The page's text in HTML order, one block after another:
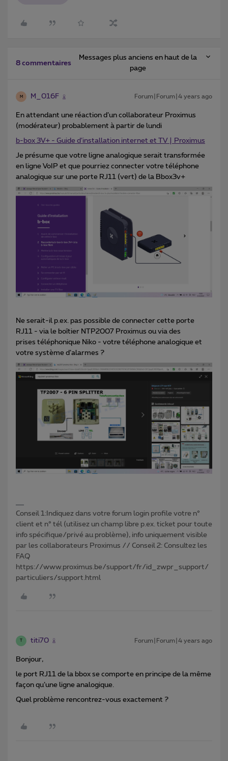
8 commentaires
Messages plus anciens en haut de la
page
M M_016F Forum|Forum|4 years ago
En attendant une réaction d’un collaborateur Proximus
(modérateur) probablement à partir de lundi
b-box 3V+ - Guide d’installation internet et TV | Proximus
Je présume que votre ligne analogique serait transformée
en ligne VoIP et que pourriez connecter votre téléphone
analogique sur une porte RJ11 (vert) de la Bbox3v+
Ne serait-il p.ex. pas possible de connecter cette porte
RJ11 - via le boîtier NTP2007 Proximus ou via des
prises téléphonique Niko - votre téléphone analogique et
votre système d’alarmes ?
Conseil 1:Indiquez dans votre forum login profile votre n°
client et n° tél (utilisez un champ libre p.ex. ticket pour toute
info spécifique/privé au problème), info uniquement visible
par les collaborateurs Proximus // Conseil 2: Consultez les
FAQ
https://www.proximus.be/support/fr/id_zwpr_support/
particuliers/support.html
titi70 Forum|Forum|4 years ago
Bonjour,
le port RJ11 de la bbox se comporte en principe de la même
façon qu’une ligne analogique.
Quel problème rencontrez-vous exactement ?